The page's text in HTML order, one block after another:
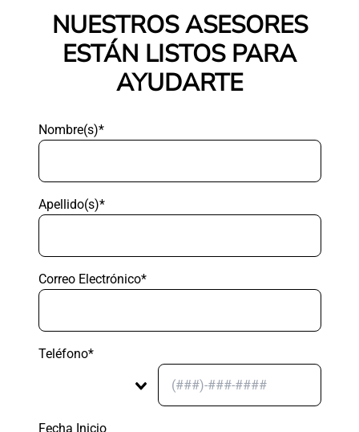
NUESTROS ASESORES
ESTÁN LISTOS PARA
AYUDARTE
Nombre(s)*
Apellido(s)*
Correo Electrónico*
Teléfono*
Fecha Inicio